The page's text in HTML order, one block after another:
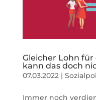
Gleicher Lohn für
kann das doch
07.03.2022 |
Immer noch